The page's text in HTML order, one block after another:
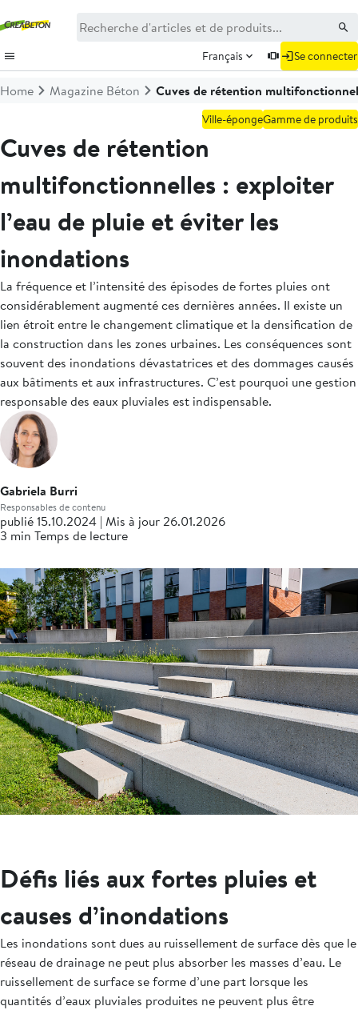
Français Se connecter
Home Magazine Béton Cuves de rétention
Ville-épongeGamme de produits
Cuves de rétention
multifonctionnelles : exploiter
l’eau de pluie et éviter les
inondations
La fréquence et l’intensité des épisodes de fortes pluies ont
considérablement augmenté ces dernières années. Il existe un
lien étroit entre le changement climatique et la densification de
la construction dans les zones urbaines. Les conséquences sont
souvent des inondations dévastatrices et des dommages causés
aux bâtiments et aux infrastructures. C’est pourquoi une gestion
responsable des eaux pluviales est indispensable.
Gabriela Burri
Responsables de contenu
publié 15.10.2024 | Mis à jour 26.01.2026
3 min Temps de lecture
Défis liés aux fortes pluies et
causes d’inondations
Les inondations sont dues au ruissellement de surface dès que le
réseau de drainage ne peut plus absorber les masses d’eau. Le
ruissellement de surface se forme d’une part lorsque les
quantités d’eaux pluviales produites ne peuvent plus être